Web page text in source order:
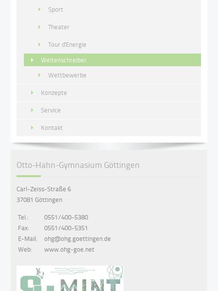
Sport
Theater
Tour d'Energie
Weltenschreiber
Wettbewerbe
Konzepte
Service
Kontakt
Otto-Hahn-Gymnasium Göttingen
Carl-Zeiss-Straße 6
37081 Göttingen
Tel.:
0551/400-5380
Fax:
0551/400-5351
E-Mail:
ohg@ohg.goettingen.de
Web:
www.ohg-goe.net